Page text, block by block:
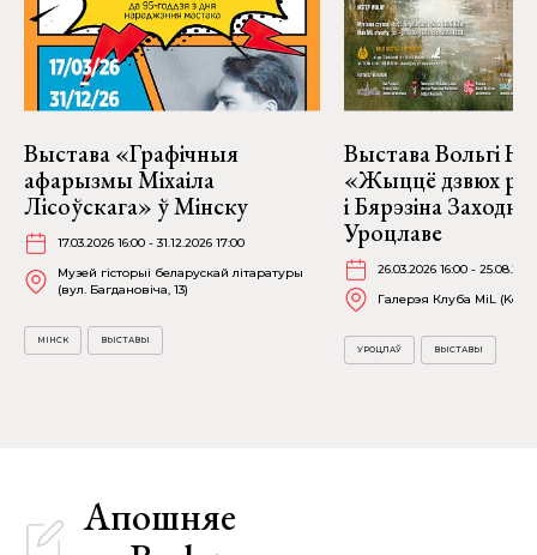
Выстава «Графічныя
афарызмы Міхаіла
Лісоўскага» ў Мінску
17.03.2026 16:00 - 31.12.2026 17:00
Музей гісторыі беларускай літаратуры
(вул. Багдановіча, 13)
МІНСК ВЫСТАВЫ
Выстава Вольгі
«Жыццё дзвюх
і Бярэзіна
Уроцлаве
26.03.2026 16:00 -
Галерэя Клуба MiL
УРОЦЛАЎ ВЫСТАВЫ
Апошняе